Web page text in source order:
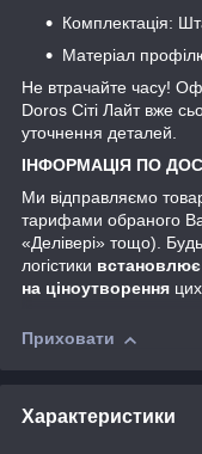
Комплектація:
Матеріал
Не втрачайте часу!
Doros Сіті Лайт вже
уточнення деталей.
ІНФОРМАЦІЯ ПО
Ми відправляємо
тарифами обраного
«Делівері» тощо).
логістики встановлює
на ціноутворення
Приховати
Характеристики